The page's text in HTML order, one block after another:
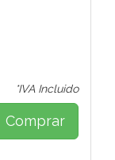
*IVA Incluido
Comprar